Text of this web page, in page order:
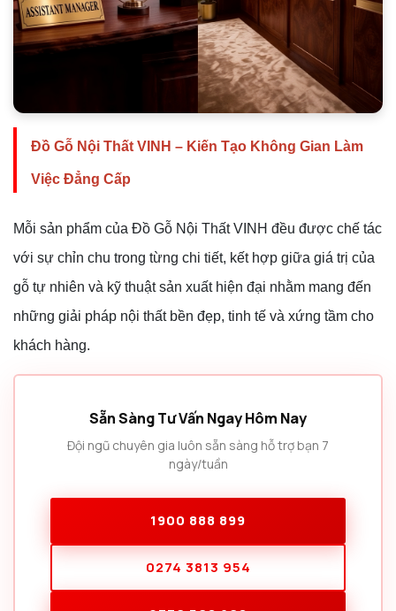
Đồ Gỗ Nội Thất VINH – Kiến Tạo Không Gian Làm
Việc Đẳng Cấp
Mỗi sản phẩm của Đồ Gỗ Nội Thất VINH đều được chế tác
với sự chỉn chu trong từng chi tiết, kết hợp giữa giá trị của
gỗ tự nhiên và kỹ thuật sản xuất hiện đại nhằm mang đến
những giải pháp nội thất bền đẹp, tinh tế và xứng tầm cho
khách hàng.
Sẵn Sàng Tư Vấn Ngay Hôm Nay
Đội ngũ chuyên gia luôn sẵn sàng hỗ trợ bạn 7
ngày/tuần
1900 888 899
0274 3813 954